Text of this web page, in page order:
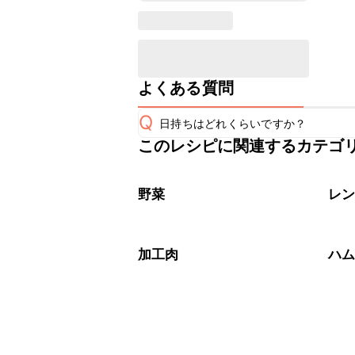
よくある質問
Q 日持ちはどれくらいですか？
保存期間は冷蔵で当日中が目安です
※日持ちは目安です。
このレシピに関連するカテゴ
野菜 レ
加工肉 ハム